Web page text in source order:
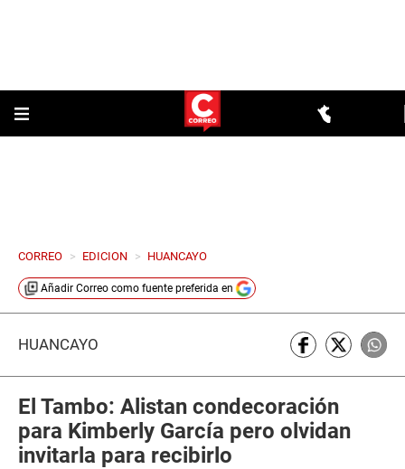
CORREO > EDICION > HUANCAYO
Añadir Correo como fuente preferida en
HUANCAYO
El Tambo: Alistan condecoración
para Kimberly García pero olvidan
invitarla para recibirlo